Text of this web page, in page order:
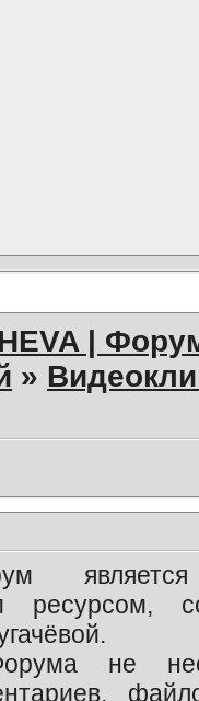
|
»
является
ресурсом,
не